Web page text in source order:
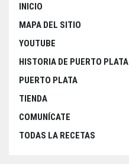
INICIO
MAPA DEL SITIO
YOUTUBE
HISTORIA DE PUERTO PLATA
PUERTO PLATA
TIENDA
COMUNÍCATE
TODAS LA RECETAS